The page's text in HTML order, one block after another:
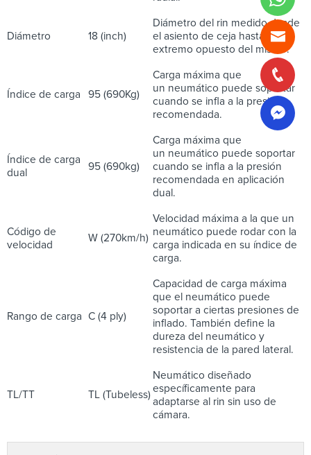
Diámetro 18 (inch)
Diámetro del rin medido desde
el asiento de ceja hasta el
extremo opuesto del mismo.
Índice de carga 95 (690Kg)
Carga máxima que
un neumático puede soportar
cuando se infla a la presión
recomendada.
Índice de carga
dual
95 (690kg)
Carga máxima que
un neumático puede soportar
cuando se infla a la presión
recomendada en aplicación
dual.
Código de
velocidad
W (270km/h)
Velocidad máxima a la que un
neumático puede rodar con la
carga indicada en su índice de
carga.
Rango de carga C (4 ply)
Capacidad de carga máxima
que el neumático puede
soportar a ciertas presiones de
inflado. También define la
dureza del neumático y
resistencia de la pared lateral.
TL/TT TL (Tubeless)
Neumático diseñado
específicamente para
adaptarse al rin sin uso de
cámara.